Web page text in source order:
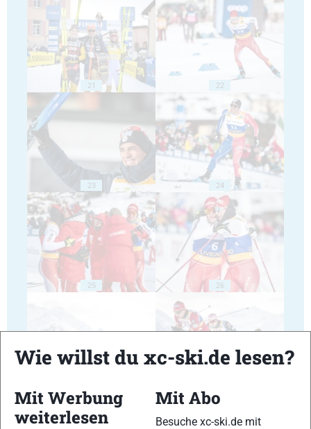
21 22
23 24
25 26
Wie willst du xc-ski.de lesen?
Mit Werbung
weiterlesen
Mit Abo
Besuche xc-ski.de mit